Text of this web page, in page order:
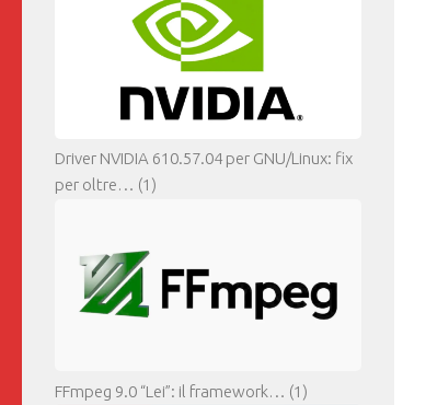
Driver NVIDIA 610.57.04 per GNU/Linux: fix
per oltre… (1)
FFmpeg 9.0 “Lei”: il framework… (1)